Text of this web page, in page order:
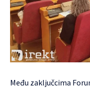
Među zaključcima